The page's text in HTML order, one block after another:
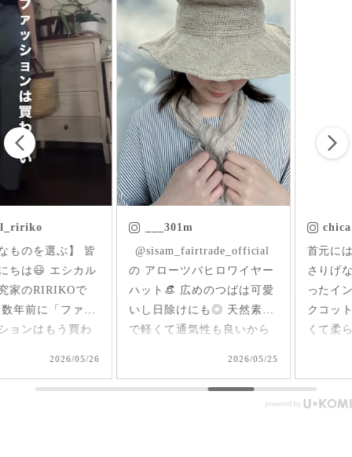
___301m
ㅤㅤㅤ @sisam_fairtrade_official
の アローツバヒロワイヤー
ハット👒 広めのつばは可愛
いし日除けにも◎ 天然素材
で軽くて通気性も良いから
フェアトレード #fairtrade #
首元にはいった草花刺繍が
さりげなくアクセントにな
ったインド産のオーガニッ
クコットンのブラウス✨ 軽
くて柔らか♪ 前後を変えて
で可愛いいけど、刺繍面を
前にした時はリネンジレと